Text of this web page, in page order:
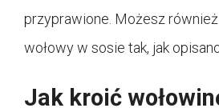
przyprawione. Możesz
wołowy w sosie tak, jak
Jak kroić